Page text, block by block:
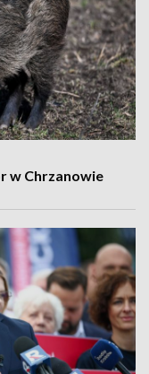
w Chrzanowie